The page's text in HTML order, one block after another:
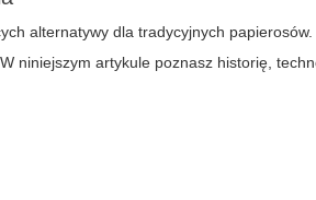
alternatywy dla tradycyjnych
niniejszym artykule poznasz historię,